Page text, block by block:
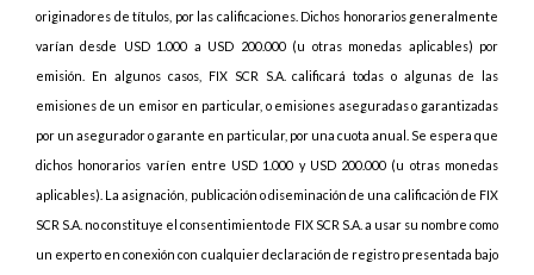
originadores de títulos, por las calificaciones. Dichos honorarios generalmente
varían desde USD 1.000 a USD 200.000 (u otras monedas aplicables) por
emisión. En algunos casos, FIX SCR S.A. calificará todas o algunas de las
emisiones de un emisor en particular, o emisiones aseguradas o garantizadas
por un asegurador o garante en particular, por una cuota anual. Se espera que
dichos honorarios varíen entre USD 1.000 y USD 200.000 (u otras monedas
aplicables). La asignación, publicación o diseminación de una calificación de FIX
SCR S.A. no constituye el consentimiento de FIX SCR S.A. a usar su nombre como
un experto en conexión con cualquier declaración de registro presentada bajo